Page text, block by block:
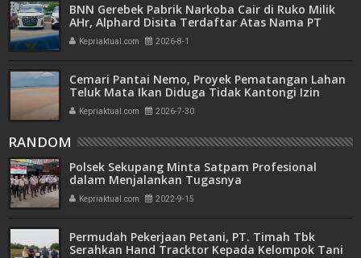
BNN Gerebek Pabrik Narkoba Cair di Ruko Milik
AHr, Alphard Disita Terdaftar Atas Nama PT
Mitra Usaha Properti
Kepriaktual.com 2026-8-1
Cemari Pantai Nemo, Proyek Pematangan Lahan
Teluk Mata Ikan Diduga Tidak Kantongi Izin
Amdal
Kepriaktual.com 2026-7-30
RANDOM
Polsek Sekupang Minta Satpam Profesional
dalam Menjalankan Tugasnya
Kepriaktual.com 2022-9-15
Permudah Pekerjaan Petani, PT. Timah Tbk
Serahkan Hand Tracktor Kepada Kelompok Tani